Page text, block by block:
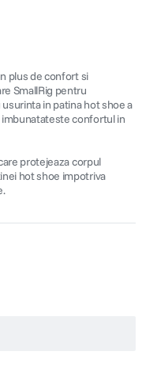
plus de confort si
SmallRig pentru
in patina hot shoe a
confortul in
protejeaza corpul
hot shoe impotriva